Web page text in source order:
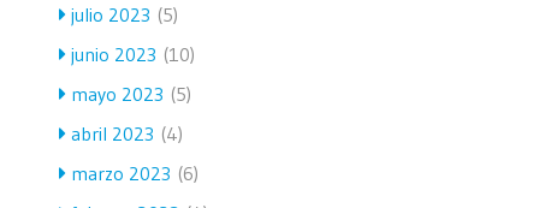
julio 2023 (5)
junio 2023 (10)
mayo 2023 (5)
abril 2023 (4)
marzo 2023 (6)